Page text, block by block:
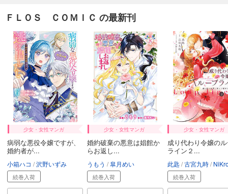
ＦＬＯＳ ＣＯＭＩＣ の最新刊
少女・女性マンガ
病弱な悪役令嬢ですが、
婚約者が...
小箱ハコ 沢野いずみ
続巻入荷
少女・女性マンガ
婚約破棄の悪意は娼館か
らお返し...
うもう 皐月めい
続巻入荷
少女・女性マンガ
成り代わり令嬢の
ライン２...
此匙 古宮九時
続巻入荷